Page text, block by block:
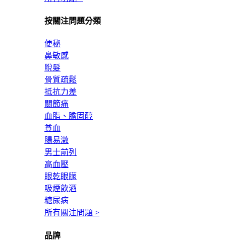
按關注問題分類
便秘
鼻敏感
脫髮
骨質疏鬆
抵抗力差
關節痛
血脂、膽固醇
貧血
腸易激
男士前列
高血壓
眼乾眼朦
吸煙飲酒
糖尿病
所有關注問題 >
品牌